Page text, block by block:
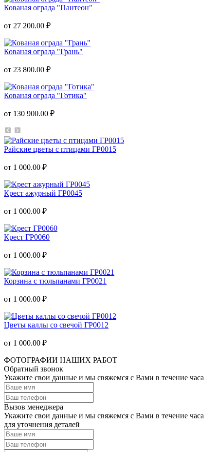
Кованая ограда "Пантеон"
от 27 200.00 ₽
Кованая ограда "Грань"
от 23 800.00 ₽
Кованая ограда "Готика"
от 130 900.00 ₽
Райские цветы с птицами ГР0015
от 1 000.00 ₽
Крест ажурный ГР0045
от 1 000.00 ₽
Крест ГР0060
от 1 000.00 ₽
Корзина с тюльпанами ГР0021
от 1 000.00 ₽
Цветы каллы со свечой ГР0012
от 1 000.00 ₽
ФОТОГРАФИИ НАШИХ РАБОТ
Обратный звонок
Укажите свои данные и мы свяжемся с Вами в течение часа
Вызов менеджера
Укажите свои данные и мы свяжемся с Вами в течение часа
для уточнения деталей